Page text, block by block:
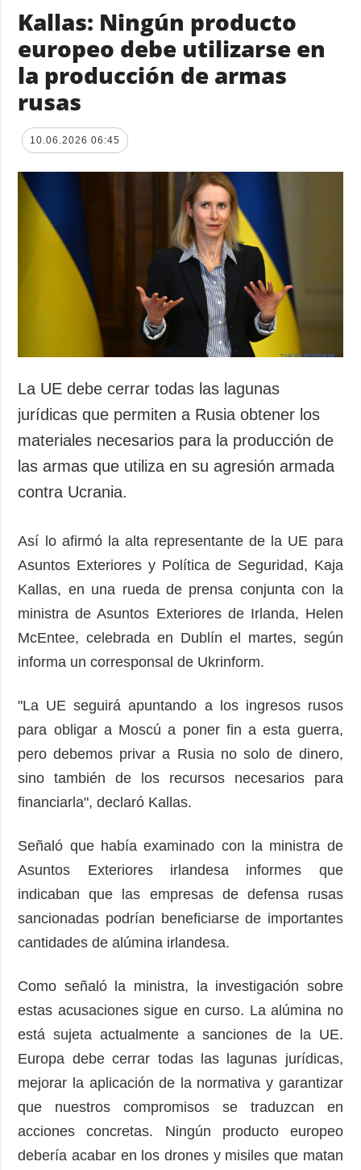
Kallas: Ningún producto
europeo debe utilizarse en
la producción de armas
rusas
10.06.2026 06:45
La UE debe cerrar todas las lagunas
jurídicas que permiten a Rusia obtener los
materiales necesarios para la producción de
las armas que utiliza en su agresión armada
contra Ucrania.
Así lo afirmó la alta representante de la UE para
Asuntos Exteriores y Política de Seguridad, Kaja
Kallas, en una rueda de prensa conjunta con la
ministra de Asuntos Exteriores de Irlanda, Helen
McEntee, celebrada en Dublín el martes, según
informa un corresponsal de Ukrinform.
"La UE seguirá apuntando a los ingresos rusos
para obligar a Moscú a poner fin a esta guerra,
pero debemos privar a Rusia no solo de dinero,
sino también de los recursos necesarios para
financiarla", declaró Kallas.
Señaló que había examinado con la ministra de
Asuntos Exteriores irlandesa informes que
indicaban que las empresas de defensa rusas
sancionadas podrían beneficiarse de importantes
cantidades de alúmina irlandesa.
Como señaló la ministra, la investigación sobre
estas acusaciones sigue en curso. La alúmina no
está sujeta actualmente a sanciones de la UE.
Europa debe cerrar todas las lagunas jurídicas,
mejorar la aplicación de la normativa y garantizar
que nuestros compromisos se traduzcan en
acciones concretas. Ningún producto europeo
debería acabar en los drones y misiles que matan